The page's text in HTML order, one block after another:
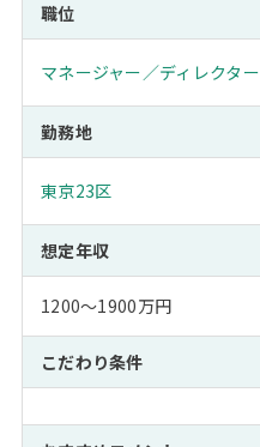
職位
マネージャー／ディレクター
勤務地
東京23区
想定年収
1200～1900万円
こだわり条件